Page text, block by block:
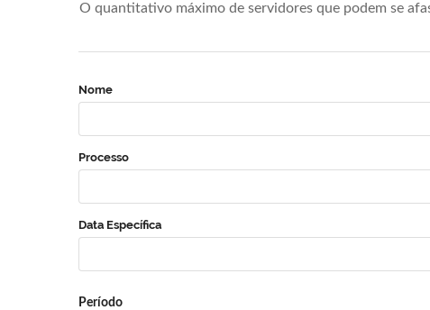
O quantitativo máximo de servidores que podem se
Nome
Processo
Data Específica
Período